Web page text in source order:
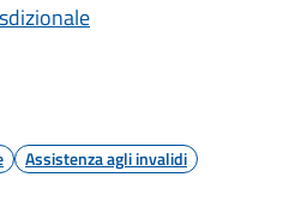
Assistenza agli invalidi